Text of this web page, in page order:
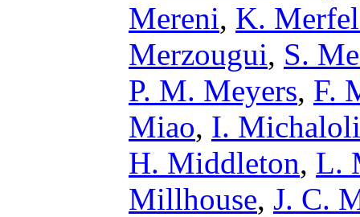
Mereni, K.
Merzougui, S.
P. M. Meyers, F.
Miao, I.
H. Middleton, L.
Millhouse, J. C.